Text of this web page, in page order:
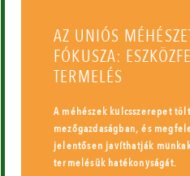
AZ UNIÓS
FÓKUSZA:
TERMELÉS
A méhészek kulcsszerepet
mezőgazdaságban, és
jelentősen javíthatják
termelésük hatékonyságát.